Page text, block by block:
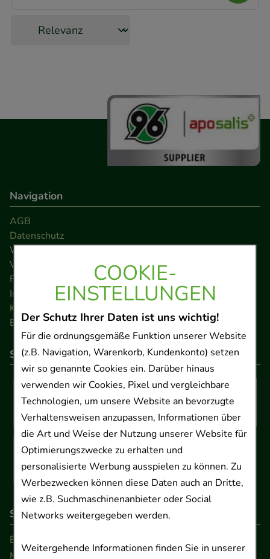
COOKIE-
EINSTELLUNGEN
Der Schutz Ihrer Daten ist uns wichtig!
Für die ordnungsgemäße Funktion unserer Website
(z.B. Navigation, Warenkorb, Kundenkonto) setzen
wir so genannte Cookies ein. Darüber hinaus
verwenden wir Cookies, Pixel und vergleichbare
Technologien, um unsere Website an bevorzugte
Verhaltensweisen anzupassen, Informationen über
die Art und Weise der Nutzung unserer Website für
Optimierungszwecke zu erhalten und
personalisierte Werbung ausspielen zu können. Zu
Werbezwecken können diese Daten auch an Dritte,
wie z.B. Suchmaschinenanbieter oder Social
Networks weitergegeben werden.
Weitergehende Informationen finden Sie in unserer
Navigation
AGB
Datenschutz
Widerrufsrecht
Versandkosten
FAQ
Impressum
Kontakt
Barrierefreiheitserklärung
So können Sie bezahlen
So erreichen Sie uns
Beratung und Kundenservice:
Montag - Freitag von 9.00 bis 17.00 Uhr